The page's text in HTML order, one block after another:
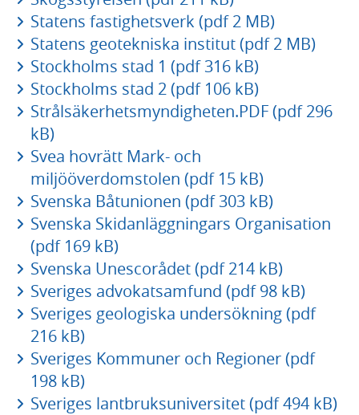
Statens fastighetsverk (pdf 2 MB)
Statens geotekniska institut (pdf 2 MB)
Stockholms stad 1 (pdf 316 kB)
Stockholms stad 2 (pdf 106 kB)
Strålsäkerhetsmyndigheten.PDF (pdf 296
kB)
Svea hovrätt Mark- och
miljööverdomstolen (pdf 15 kB)
Svenska Båtunionen (pdf 303 kB)
Svenska Skidanläggningars Organisation
(pdf 169 kB)
Svenska Unescorådet (pdf 214 kB)
Sveriges advokatsamfund (pdf 98 kB)
Sveriges geologiska undersökning (pdf
216 kB)
Sveriges Kommuner och Regioner (pdf
198 kB)
Sveriges lantbruksuniversitet (pdf 494 kB)